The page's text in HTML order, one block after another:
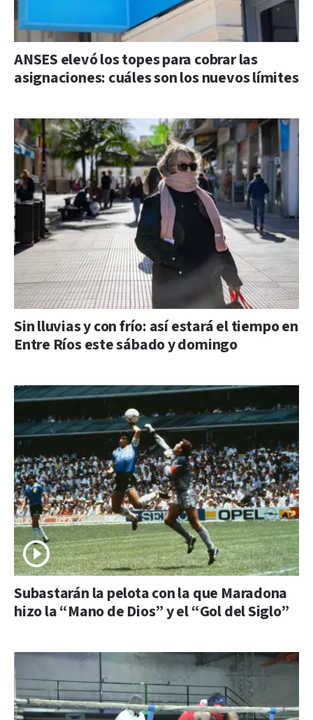
ANSES elevó los topes para cobrar las
asignaciones: cuáles son los nuevos límites
Sin lluvias y con frío: así estará el tiempo en
Entre Ríos este sábado y domingo
Subastarán la pelota con la que Maradona
hizo la “Mano de Dios” y el “Gol del Siglo”